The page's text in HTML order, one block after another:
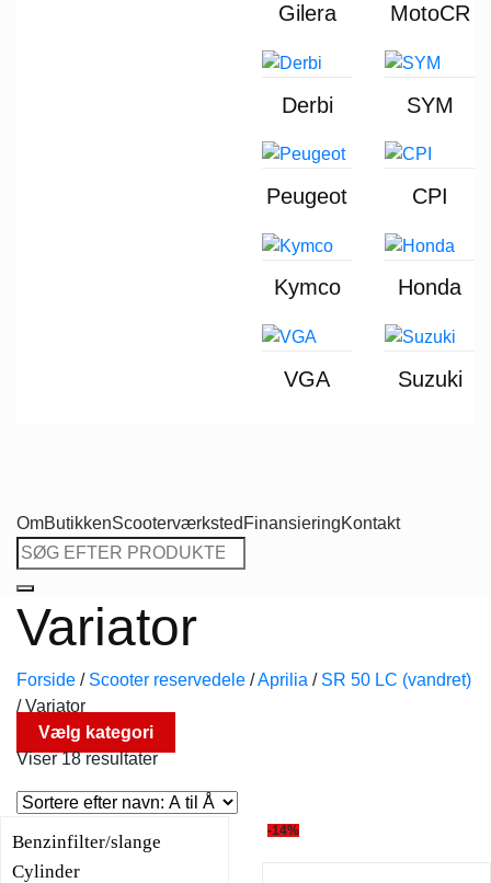
Gilera MotoCR
Derbi SYM
Peugeot CPI
Kymco Honda
VGA Suzuki
OmButikkenScooterværksted FinansieringKontakt
Søg
efter:
Variator
Forside / Scooter reservedele /Aprilia / SR 50 LC (vandret)
/Variator
Vælg kategori
Viser 18 resultater
Benzinfilter/slange
Cylinder
-14%